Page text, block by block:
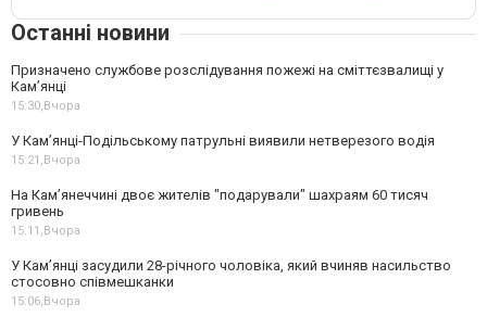
Останні новини
Призначено службове розслідування пожежі на сміттєзвалищі у
Кам’янці
15:30, Вчора
У Кам’янці-Подільському патрульні виявили нетверезого водія
15:21, Вчора
На Камʼянеччині двоє жителів "подарували" шахраям 60 тисяч
гривень
15:11, Вчора
У Камʼянці засудили 28-річного чоловіка, який вчиняв насильство
стосовно співмешканки
15:06, Вчора